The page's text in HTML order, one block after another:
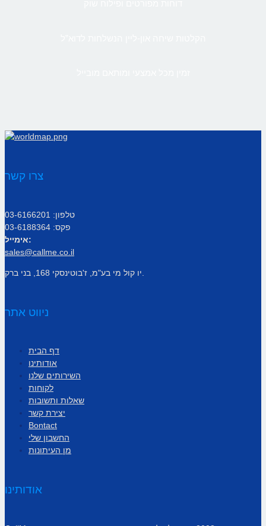
צרו קשר
טלפון: 03-6166201
פקס: 03-6188364
אימייל:
sales@callme.co.il
ניווט אתר
דף הבית
אודותינו
השירותים שלנו
לקוחות
שאלות ותשובות
יצירת קשר
Bontact
החשבון שלי
מן העיתונות
אודותינו